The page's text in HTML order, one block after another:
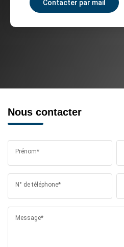
Contacter par mail
Nous contacter
Prénom*
N° de téléphone*
Message*